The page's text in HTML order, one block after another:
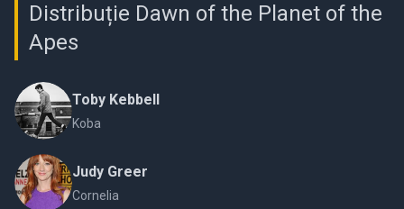
Distribuție Dawn of the Planet of the
Apes
Toby Kebbell
Koba
Judy Greer
Cornelia